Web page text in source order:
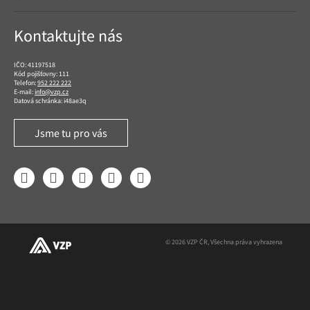
Kontaktujte nás
IČO: 41197518
Kód pojišťovny: 111
Telefon:952 222 222
E-mail:info@vzp.cz
Datová schránka: i48ae3q
Jsme tu pro vás
FacebookLinkedIn YouTube InstagramTwitter
© 2026 VZP ČR, Všechna práva vyhrazena